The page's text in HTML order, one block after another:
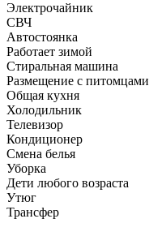
Электрочайник
СВЧ
Автостоянка
Работает зимой
Стиральная машина
Размещение с питомцами
Общая кухня
Холодильник
Телевизор
Кондиционер
Смена белья
Уборка
Дети любого возраста
Утюг
Трансфер